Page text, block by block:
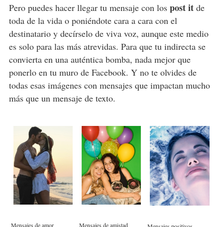
Pero puedes hacer llegar tu mensaje con los post itde
toda de la vida o poniéndote cara a cara con el
destinatario y decírselo de viva voz, aunque este medio
es solo para las más atrevidas. Para que tu indirecta se
convierta en una auténtica bomba, nada mejor que
ponerlo en tu muro de Facebook. Y no te olvides de
todas esas imágenes con mensajes que impactan mucho
más que un mensaje de texto.
Mensajes de amor Mensajes de amistad